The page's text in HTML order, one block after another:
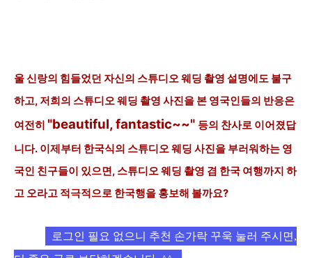
울 신랑의 힘들었던 자신의 스튜디오 웨딩 촬영 설명에도 불구
하고, 저희의 스튜디오 웨딩 촬영 사진을 본 영국인들의 반응은
여전히 "beautiful, fantastic~~" 등의 찬사로 이어졌답
니다. 이제부터 한국식의 스튜디오 웨딩 사진을 부러워하는 영
국인 친구들이 있으면, 스튜디오 웨딩 촬영 겸 한국 여행까지 하
고 오라고 적극적으로 한국행을 홍보해 볼까요?
로그인 필요 없으니 추천 손가락 꾸욱 눌러 주시면,